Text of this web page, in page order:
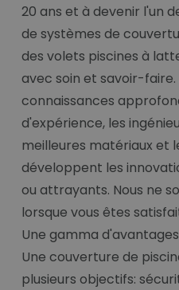
20 ans et à devenir l'un
de systèmes de
des volets piscines à
avec soin et savoir-
connaissances
d'expérience, les
meilleures matériaux et
développent les
ou attrayants. Nous ne
lorsque vous êtes
Une gamma
Une couverture de
plusieurs objectifs: